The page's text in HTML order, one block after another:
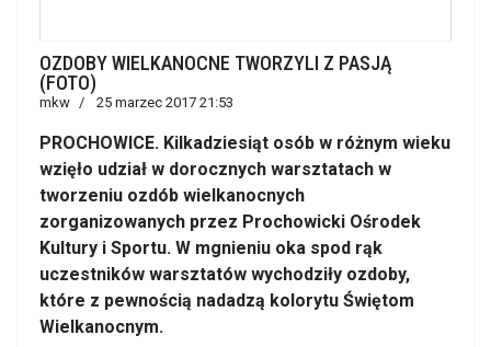
OZDOBY WIELKANOCNE TWORZYLI Z PASJĄ
(FOTO)
mkw 25 marzec 2017 21:53
PROCHOWICE. Kilkadziesiąt osób w różnym wieku
wzięło udział w dorocznych warsztatach w
tworzeniu ozdób wielkanocnych
zorganizowanych przez Prochowicki Ośrodek
Kultury i Sportu. W mgnieniu oka spod rąk
uczestników warsztatów wychodziły ozdoby,
które z pewnością nadadzą kolorytu Świętom
Wielkanocnym.